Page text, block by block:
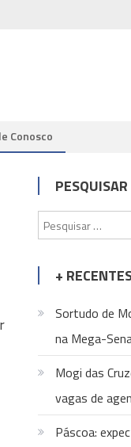
Conosco
+
Sortudo de
na Mega-
Mogi das
vagas de
Páscoa: